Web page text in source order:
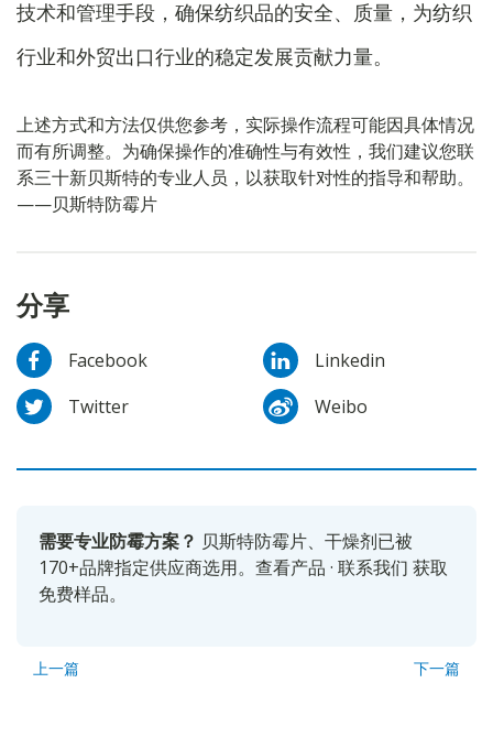
技术和管理手段，确保纺织品的安全、质量，为纺织
行业和外贸出口行业的稳定发展贡献力量。
上述方式和方法仅供您参考，实际操作流程可能因具体情况
而有所调整。为确保操作的准确性与有效性，我们建议您联
系三十新贝斯特的专业人员，以获取针对性的指导和帮助。
——贝斯特防霉片
分享
Facebook
Linkedin
Twitter
Weibo
需要专业防霉方案？ 贝斯特防霉片、干燥剂已被
170+品牌指定供应商选用。 查看产品 · 联系我们 获取
免费样品。
上一篇 下一篇